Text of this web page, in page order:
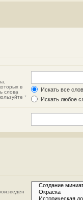
в
слова
*
Искать все
Искать любое